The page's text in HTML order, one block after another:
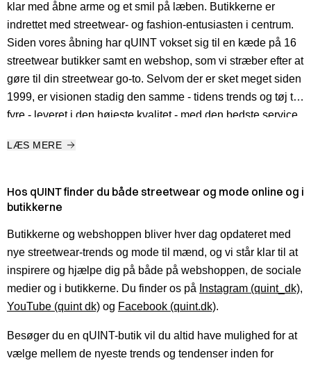
klar med åbne arme og et smil på læben. Butikkerne er
indrettet med streetwear- og fashion-entusiasten i centrum.
Siden vores åbning har qUINT vokset sig til en kæde på 16
streetwear butikker samt en webshop, som vi stræber efter at
gøre til din streetwear go-to. Selvom der er sket meget siden
1999, er visionen stadig den samme - tidens trends og tøj til
fyre - leveret i den højeste kvalitet - med den bedste service.
LÆS MERE
Hos qUINT finder du både streetwear og mode online og i
butikkerne
Butikkerne og webshoppen bliver hver dag opdateret med
nye streetwear-trends og mode til mænd, og vi står klar til at
inspirere og hjælpe dig på både på webshoppen, de sociale
medier og i butikkerne. Du finder os på Instagram (quint_dk),
YouTube (quint dk) og Facebook (quint.dk).
Besøger du en qUINT-butik vil du altid have mulighed for at
vælge mellem de nyeste trends og tendenser inden for